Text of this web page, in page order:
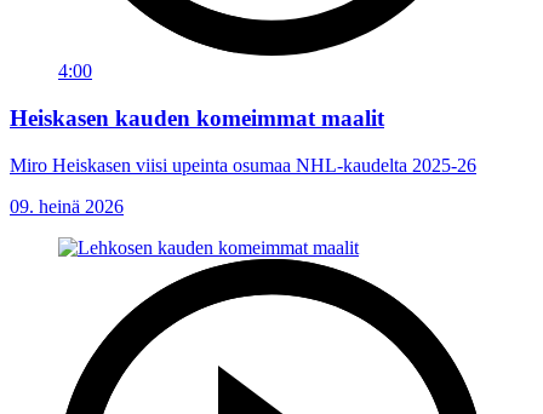
4:00
Heiskasen kauden komeimmat maalit
Miro Heiskasen viisi upeinta osumaa NHL-kaudelta 2025-26
09. heinä 2026